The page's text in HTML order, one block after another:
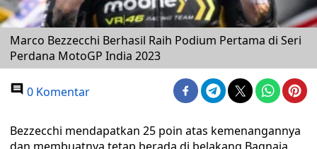
Marco Bezzecchi Berhasil Raih Podium Pertama di Seri
Perdana MotoGP India 2023
0 Komentar
Bezzecchi mendapatkan 25 poin atas kemenangannya